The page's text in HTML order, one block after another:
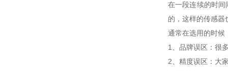
在一段连续的时
的，这样的传感器
通常在选用的时候
1、品牌误区：很
2、精度误区：大